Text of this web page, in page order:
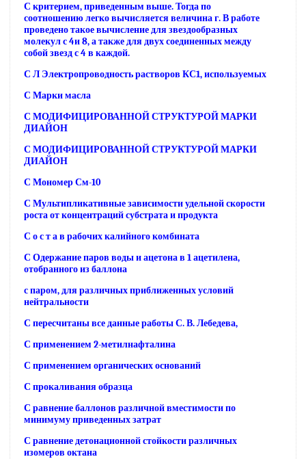
С критерием, приведенным выше. Тогда по
соотношению легко вычисляется величина г. В работе
проведено такое вычисление для звездообразных
молекул с 4и 8, а также для двух соединенных между
собой звезд с 4 в каждой.
С Л Электропроводность растворов КС1, используемых
С Марки масла
С МОДИФИЦИРОВАННОЙ СТРУКТУРОЙ МАРКИ
ДИАЙОН
С МОДИФИЦИРОВАННОЙ СТРУКТУРОЙ МАРКИ
ДИАЙОН
С Мономер См-10
С Мультипликативные зависимости удельной скорости
роста от концентраций субстрата и продукта
С о с т а в рабочих калийного комбината
С Одержание паров воды и ацетона в 1 ацетилена,
отобранного из баллона
с паром, для различных приближенных условий
нейтральности
С пересчитаны все данные работы С. В. Лебедева,
С применением 2-метилнафталина
С применением органических оснований
С прокаливания образца
С равнение баллонов различной вместимости по
минимуму приведенных затрат
С равнение детонационной стойкости различных
изомеров октана